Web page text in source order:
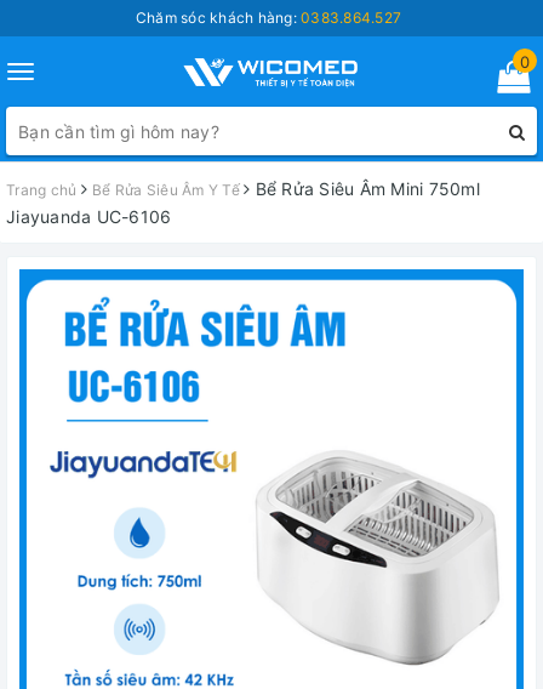
Chăm sóc khách hàng:0383.864.527
Toggle
navigation
0
Trang chủ Bể Rửa Siêu Âm Y Tế
Bể Rửa Siêu Âm Mini 750ml
Jiayuanda UC-6106